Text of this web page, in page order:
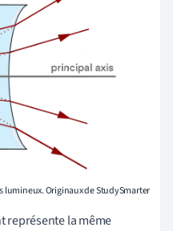
lumineux. Originaux de StudySmarter
représente la même